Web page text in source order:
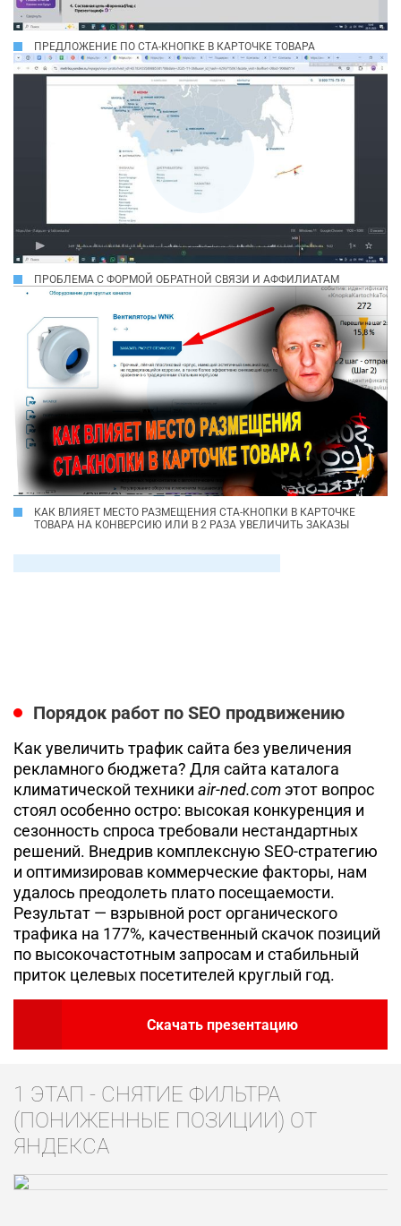
ПРЕДЛОЖЕНИЕ ПО СТА-КНОПКЕ В КАРТОЧКЕ ТОВАРА
ПРОБЛЕМА С ФОРМОЙ ОБРАТНОЙ СВЯЗИ И АФФИЛИАТАМ
КАК ВЛИЯЕТ МЕСТО РАЗМЕЩЕНИЯ CTA-КНОПКИ В КАРТОЧКЕ
ТОВАРА НА КОНВЕРСИЮ ИЛИ В 2 РАЗА УВЕЛИЧИТЬ ЗАКАЗЫ
Порядок работ по SEO продвижению
Как увеличить трафик сайта без увеличения
рекламного бюджета? Для сайта каталога
климатической техники air-ned.com этот вопрос
стоял особенно остро: высокая конкуренция и
сезонность спроса требовали нестандартных
решений. Внедрив комплексную SEO-стратегию
и оптимизировав коммерческие факторы, нам
удалось преодолеть плато посещаемости.
Результат — взрывной рост органического
трафика на 177%, качественный скачок позиций
по высокочастотным запросам и стабильный
приток целевых посетителей круглый год.
Скачать презентацию
1 ЭТАП - СНЯТИЕ ФИЛЬТРА
(ПОНИЖЕННЫЕ ПОЗИЦИИ) ОТ
ЯНДЕКСА